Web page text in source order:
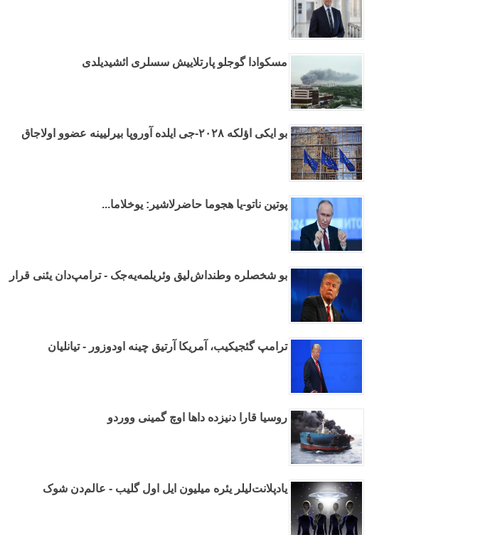
مسکوادا گوجلو پارتلاییش سسلری ائشیدیلدی
بو ایکی اؤلکه ۲۰۲۸-جی ایلده آوروپا بیرلیینه عضوو اولاجاق
پوتین ناتو-یا هجوما حاضرلاشیر: یوخلاما...
بو شخصلره وطنداش‌لیق وئریلمه‌یه‌جک - ترامپ‌دان یئنی قرار
ترامپ گئجیکیب، آمریکا آرتیق چینه اودوزور - تیانلیان
روسیا قارا دنیزده داها اوچ گمینی ووردو
یادپلانت‌لیلر یئره میلیون ایل اول گلیب - عالم‌دن شوک